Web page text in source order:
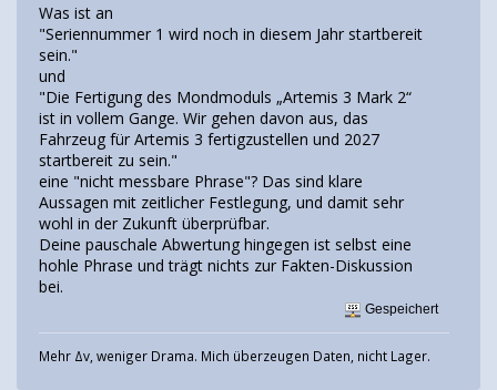
Was ist an
"Seriennummer 1 wird noch in diesem Jahr startbereit
sein."
und
"Die Fertigung des Mondmoduls „Artemis 3 Mark 2“
ist in vollem Gange. Wir gehen davon aus, das
Fahrzeug für Artemis 3 fertigzustellen und 2027
startbereit zu sein."
eine "nicht messbare Phrase"? Das sind klare
Aussagen mit zeitlicher Festlegung, und damit sehr
wohl in der Zukunft überprüfbar.
Deine pauschale Abwertung hingegen ist selbst eine
hohle Phrase und trägt nichts zur Fakten-Diskussion
bei.
Gespeichert
Mehr Δv, weniger Drama. Mich überzeugen Daten, nicht Lager.